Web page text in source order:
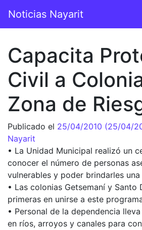
Navegación
Noticias Nayarit
Capacita
Civil a
Zona de
Publicado el 25/04/2010 (25/04/
Nayarit
• La Unidad Municipal realizó un
conocer el número de personas
vulnerables y poder brindarles
• Las colonias Getsemaní y Santo
primeras en unirse a este
• Personal de la dependencia
en ríos, arroyos y canales para